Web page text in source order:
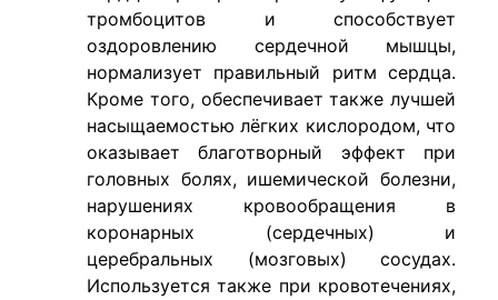
тромбоцитов и способствует
оздоровлению сердечной мышцы,
нормализует правильный ритм сердца.
Кроме того, обеспечивает также лучшей
насыщаемостью лёгких кислородом, что
оказывает благотворный эффект при
головных болях, ишемической болезни,
нарушениях кровообращения в
коронарных (сердечных) и
церебральных (мозговых) сосудах.
Используется также при кровотечениях,